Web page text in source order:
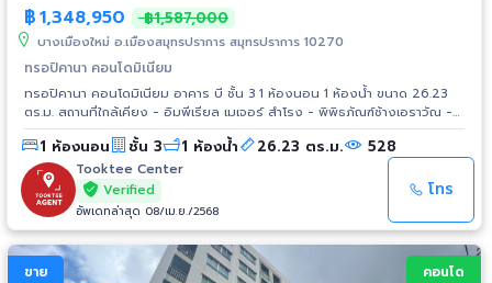
฿1,348,950 ฿1,587,000
บางเมืองใหม่ อ.เมืองสมุทรปราการ สมุทรปราการ 10270
ทรอปิคานา คอนโดมิเนียม
ทรอปิคานา คอนโดมิเนียม อาคาร บี ชั้น 3 1 ห้องนอน 1 ห้องน้ำ ขนาด 26.23
ตร.ม. สถานที่ใกล้เคียง - อิมพีเรียล เมเจอร์ สำโรง - พิพิธภัณฑ์ช้างเอราวัณ -
โรบินสัน สมุทรปราการ - Big C สมุทรปราการ - ศาลากลางสมุทรปราการ -
Big C Jumbo - โรงพยาบาลเมืองสมุทร ปู่เจ้าฯ - โรงเรียนอัสสัมชัญ
สมุทรปราการ
1 ห้องนอน ชั้น 3 1 ห้องน้ำ 26.23 ตร.ม. 528
Tooktee Center
Verified
อัพเดทล่าสุด 08/เม.ย./2568
โทร
ขาย
คอนโด